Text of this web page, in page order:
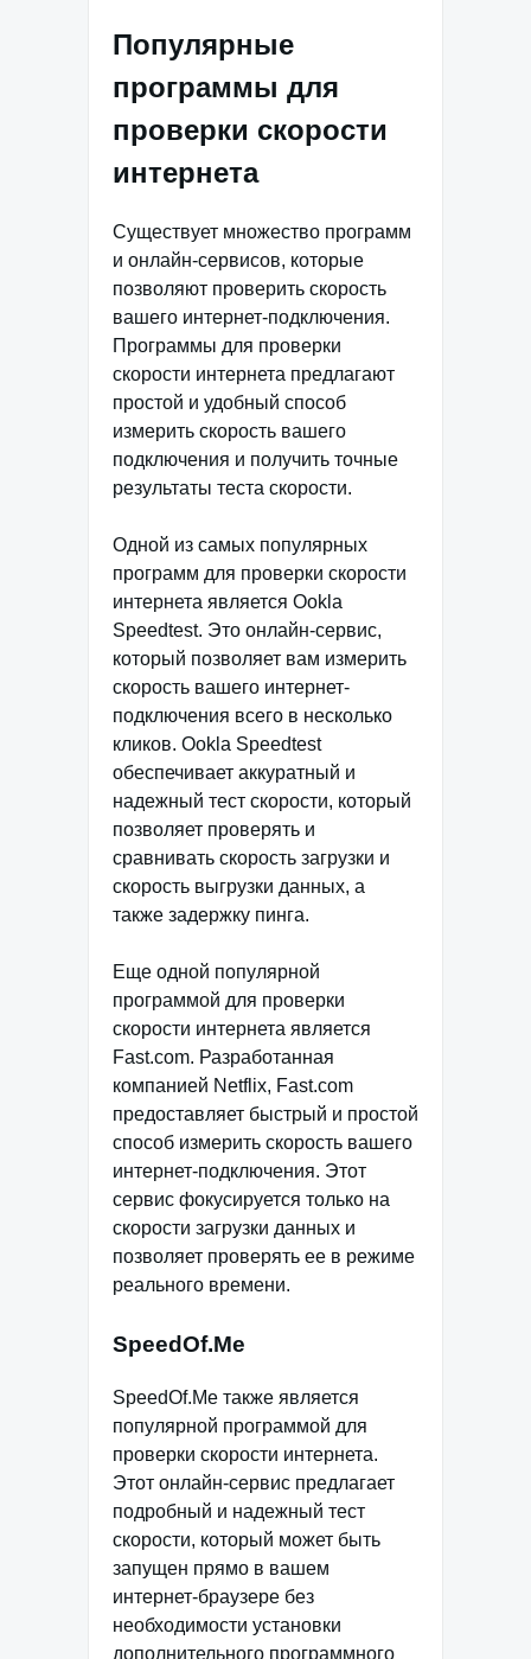
Популярные
программы для
проверки скорости
интернета
Существует множество программ
и онлайн-сервисов, которые
позволяют проверить скорость
вашего интернет-подключения.
Программы для проверки
скорости интернета предлагают
простой и удобный способ
измерить скорость вашего
подключения и получить точные
результаты теста скорости.
Одной из самых популярных
программ для проверки скорости
интернета является Ookla
Speedtest. Это онлайн-сервис,
который позволяет вам измерить
скорость вашего интернет-
подключения всего в несколько
кликов. Ookla Speedtest
обеспечивает аккуратный и
надежный тест скорости, который
позволяет проверять и
сравнивать скорость загрузки и
скорость выгрузки данных, а
также задержку пинга.
Еще одной популярной
программой для проверки
скорости интернета является
Fast.com. Разработанная
компанией Netflix, Fast.com
предоставляет быстрый и простой
способ измерить скорость вашего
интернет-подключения. Этот
сервис фокусируется только на
скорости загрузки данных и
позволяет проверять ее в режиме
реального времени.
SpeedOf.Me
SpeedOf.Me также является
популярной программой для
проверки скорости интернета.
Этот онлайн-сервис предлагает
подробный и надежный тест
скорости, который может быть
запущен прямо в вашем
интернет-браузере без
необходимости установки
дополнительного программного